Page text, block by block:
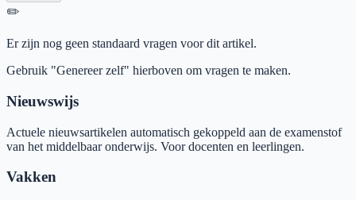
✏️
Er zijn nog geen standaard vragen voor dit artikel.
Gebruik "Genereer zelf" hierboven om vragen te maken.
Nieuwswijs
Actuele nieuwsartikelen automatisch gekoppeld aan de examenstof
van het middelbaar onderwijs. Voor docenten en leerlingen.
Vakken